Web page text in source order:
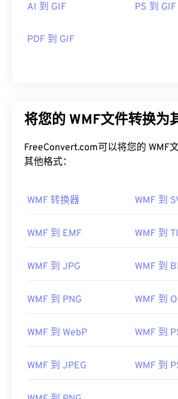
AI 到 GIF PS 到 GIF
PDF 到 GIF
将您的 WMF文件转换为
FreeConvert.com可以将您的 WMF
其他格式：
WMF 转换器 WMF 到
WMF 到 EMF WMF 到
WMF 到 JPG WMF 到
WMF 到 PNG WMF 到
WMF 到 WebP WMF 到
WMF 到 JPEG WMF 到